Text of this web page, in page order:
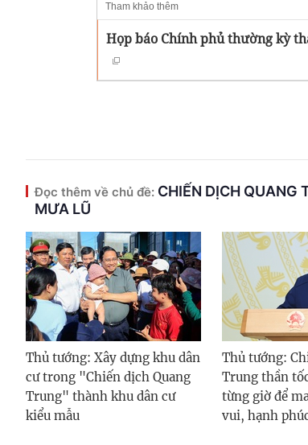
Tham khảo thêm
Họp báo Chính phủ thường kỳ
Đọc thêm về chủ đề: CHIẾN DỊCH QUANG
MƯA LŨ
Thủ tướng: Xây dựng khu dân
cư trong "Chiến dịch Quang
Trung" thành khu dân cư
kiểu mẫu
Thủ tướng:
Trung thần
từng giờ để
vui, hạnh